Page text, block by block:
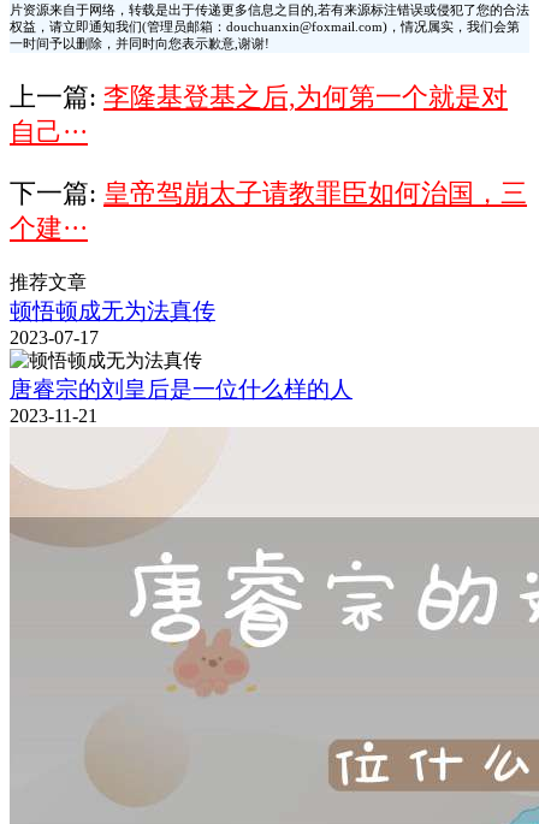
片资源来自于网络，转载是出于传递更多信息之目的,若有来源标注错误或侵犯了您的合法
权益，请立即通知我们(管理员邮箱：douchuanxin@foxmail.com)，情况属实，我们会第
一时间予以删除，并同时向您表示歉意,谢谢!
上一篇: 李隆基登基之后,为何第一个就是对
自己···
下一篇: 皇帝驾崩太子请教罪臣如何治国，三
个建···
推荐文章
顿悟顿成无为法真传
2023-07-17
唐睿宗的刘皇后是一位什么样的人
2023-11-21